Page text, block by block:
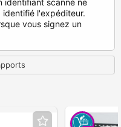
identifiant scanné ne
l'expéditeur.
vous signez un